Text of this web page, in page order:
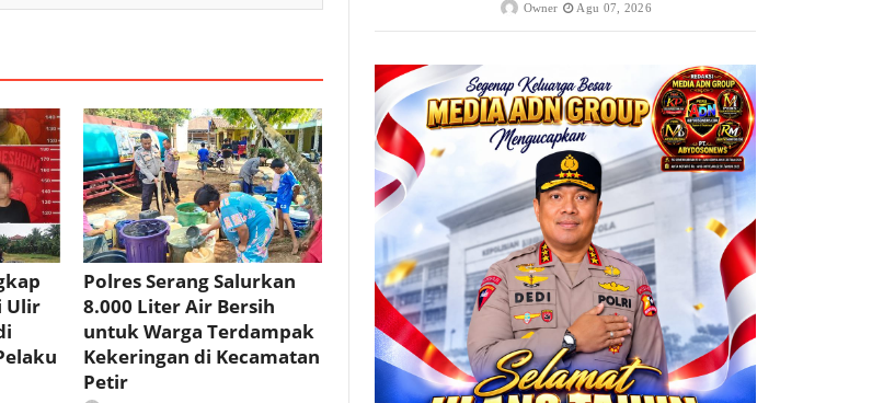
Ulir
Polres Serang Salurkan
8.000 Liter Air Bersih
untuk Warga Terdampak
Kekeringan di Kecamatan
Petir
Owner Agu 07, 2026